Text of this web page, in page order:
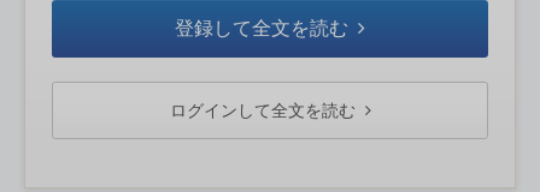
登録して全文を読む
ログインして全文を読む